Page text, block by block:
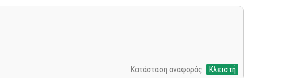
Κατάσταση αναφοράς: Κλειστή